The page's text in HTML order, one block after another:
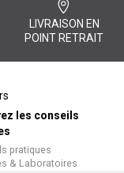
LIVRAISON EN
POINT RETRAIT
les conseils
pratiques
& Laboratoires